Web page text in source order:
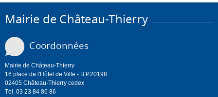
Mairie de Château-Thierry
Coordonnées
Mairie de Château-Thierry
16 place de l'Hôtel de Ville - B.P.20198
02405 Château-Thierry cedex
Tél. 03 23 84 86 86